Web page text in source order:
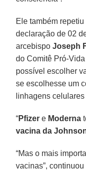
Ele também
declaração de 02
arcebispoJoseph
do Comitê Pró-
possível escolher
se escolhesse um
linhagens
“Pfizer e Moderna
vacina da
“Mas o mais
vacinas”, continuou